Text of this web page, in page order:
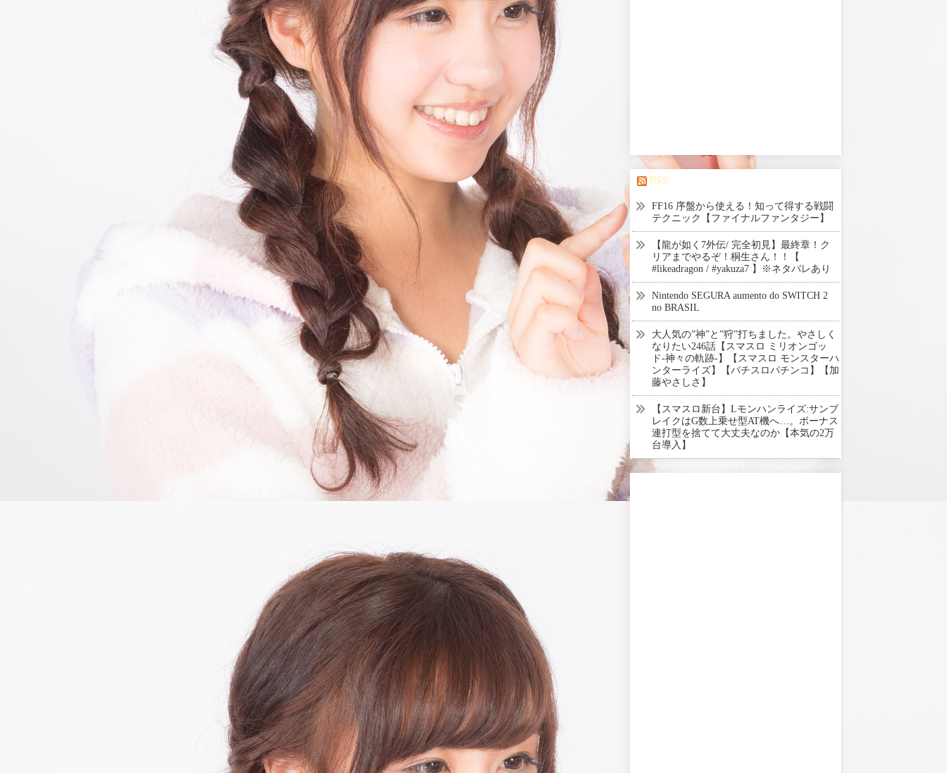
RSS
FF16 序盤から使える！知って得する戦闘
テクニック【ファイナルファンタジー】
【龍が如く7外伝/ 完全初見】最終章！ク
リアまでやるぞ！桐生さん！！【
#likeadragon / #yakuza7 】※ネタバレあり
Nintendo SEGURA aumento do SWITCH 2
no BRASIL
大人気の”神”と”狩”打ちました。やさしく
なりたい246話【スマスロ ミリオンゴッ
ド-神々の軌跡-】【スマスロ モンスターハ
ンターライズ】【パチスロパチンコ】【加
藤やさしさ】
【スマスロ新台】Lモンハンライズ:サンブ
レイクはG数上乗せ型AT機へ…。ボーナス
連打型を捨てて大丈夫なのか【本気の2万
台導入】